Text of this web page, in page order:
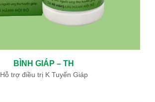
BÌNH GIÁP – TH
Hỗ trợ điều trị K Tuyến Giáp